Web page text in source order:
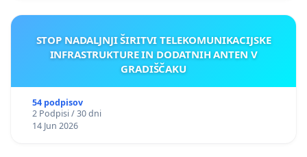
STOP NADALJNJI ŠIRITVI TELEKOMUNIKACIJSKE
INFRASTRUKTURE IN DODATNIH ANTEN V
GRADIŠČAKU
54 podpisov
2 Podpisi / 30 dni
14 Jun 2026